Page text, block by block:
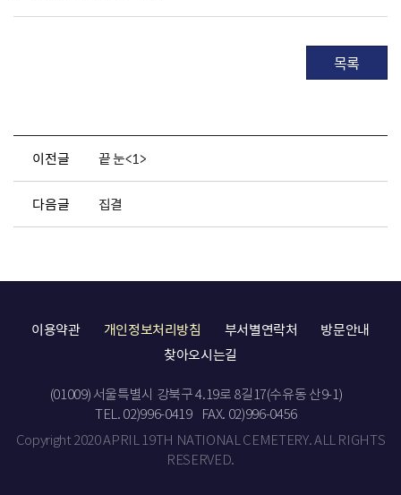
목록
이전글 끝 눈<1>
다음글 집결
이용약관 개인정보처리방침 부서별연락처
방문안내
찾아오시는길
(01009) 서울특별시 강북구 4.19로 8길17(수유동 산9-1)
TEL. 02)996-0419
FAX. 02)996-0456
Copyright 2020 APRIL 19TH NATIONAL CEMETERY. ALL RIGHTS
RESERVED.